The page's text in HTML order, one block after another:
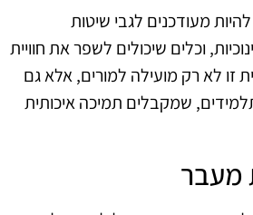
מעודכנים לגבי שיטות
וכלים שיכולים לשפר את חוויית
זו לא רק מועילה למורים, אלא גם
שמקבלים תמיכה איכותית
מעבר